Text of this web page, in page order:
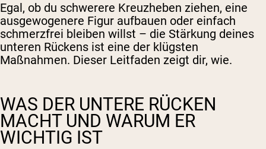
Egal, ob du schwerere Kreuzheben ziehen, eine
ausgewogenere Figur aufbauen oder einfach
schmerzfrei bleiben willst – die Stärkung deines
unteren Rückens ist eine der klügsten
Maßnahmen. Dieser Leitfaden zeigt dir, wie.
WAS DER UNTERE RÜCKEN
MACHT UND WARUM ER
WICHTIG IST